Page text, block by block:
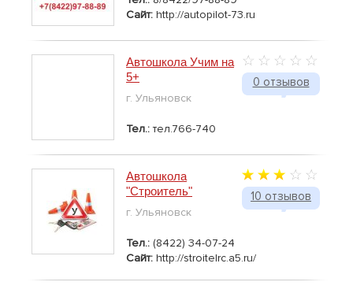
Сайт: http://autopilot-73.ru
0 отзывов
Автошкола Учим на
5+
г. Ульяновск
Тел.: тел.766-740
10 отзывов
Автошкола
"Строитель"
г. Ульяновск
Тел.: (8422) 34-07-24
Сайт: http://stroitelrc.a5.ru/